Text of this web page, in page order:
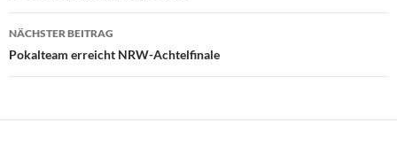
NÄCHSTER BEITRAG
Pokalteam erreicht NRW-Achtelfinale